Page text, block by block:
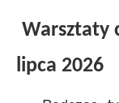
Pożegnania
Zdjęcia
Warsztaty
lipca 2026